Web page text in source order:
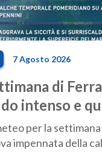
7 Agosto 2026
di
intenso e
per la
impennata della